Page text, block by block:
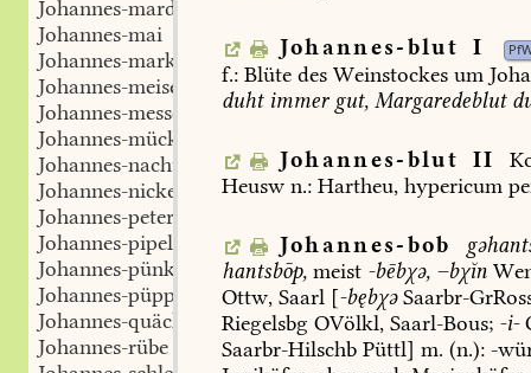
Johannes-mardaunen
Johannes-mai
Johannes-markt
Johannes-meise
Johannes-messe
Johannes-mücke
Johannes-nacht
Johannes-nickelchen
Johannes-peter
Johannes-pipelchen
Johannes-pünktelchen
Johannes-püppchen
Johannes-quäckelchen
Johannes-rübe
Johannes-blut I
f.: Blüte des Weinstockes um
duhtimmergut, Margaredeblut
Johannes-blut II
Heusw n.: Hartheu, hypericum
Johannes-bob
hantsbōp, meist -bēbχə, –bχĭn
Ottw, Saarl [-bębχə Saarbr-
Riegelsbg OVölkl, Saarl-Bous; -i-
Saarbr-Hilschb Püttl] m. (n.): -